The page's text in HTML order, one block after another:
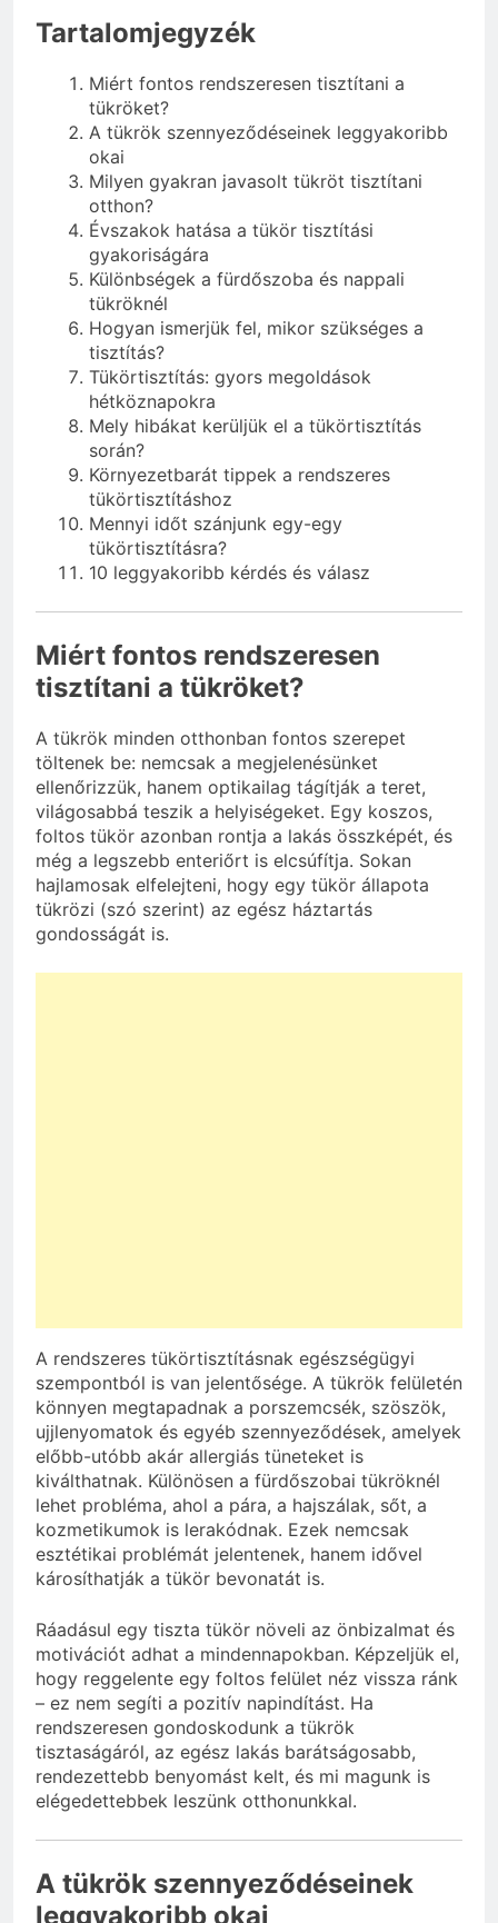
Tartalomjegyzék
Miért fontos rendszeresen tisztítani a
tükröket?
A tükrök szennyeződéseinek leggyakoribb
okai
Milyen gyakran javasolt tükröt tisztítani
otthon?
Évszakok hatása a tükör tisztítási
gyakoriságára
Különbségek a fürdőszoba és nappali
tükröknél
Hogyan ismerjük fel, mikor szükséges a
tisztítás?
Tükörtisztítás: gyors megoldások
hétköznapokra
Mely hibákat kerüljük el a tükörtisztítás
során?
Környezetbarát tippek a rendszeres
tükörtisztításhoz
Mennyi időt szánjunk egy-egy
tükörtisztításra?
10 leggyakoribb kérdés és válasz
Miért fontos rendszeresen
tisztítani a tükröket?
A tükrök minden otthonban fontos szerepet
töltenek be: nemcsak a megjelenésünket
ellenőrizzük, hanem optikailag tágítják a teret,
világosabbá teszik a helyiségeket. Egy koszos,
foltos tükör azonban rontja a lakás összképét, és
még a legszebb enteriőrt is elcsúfítja. Sokan
hajlamosak elfelejteni, hogy egy tükör állapota
tükrözi (szó szerint) az egész háztartás
gondosságát is.
A rendszeres tükörtisztításnak egészségügyi
szempontból is van jelentősége. A tükrök felületén
könnyen megtapadnak a porszemcsék, szöszök,
ujjlenyomatok és egyéb szennyeződések, amelyek
előbb-utóbb akár allergiás tüneteket is
kiválthatnak. Különösen a fürdőszobai tükröknél
lehet probléma, ahol a pára, a hajszálak, sőt, a
kozmetikumok is lerakódnak. Ezek nemcsak
esztétikai problémát jelentenek, hanem idővel
károsíthatják a tükör bevonatát is.
Ráadásul egy tiszta tükör növeli az önbizalmat és
motivációt adhat a mindennapokban. Képzeljük el,
hogy reggelente egy foltos felület néz vissza ránk
– ez nem segíti a pozitív napindítást. Ha
rendszeresen gondoskodunk a tükrök
tisztaságáról, az egész lakás barátságosabb,
rendezettebb benyomást kelt, és mi magunk is
elégedettebbek leszünk otthonunkkal.
A tükrök szennyeződéseinek
leggyakoribb okai